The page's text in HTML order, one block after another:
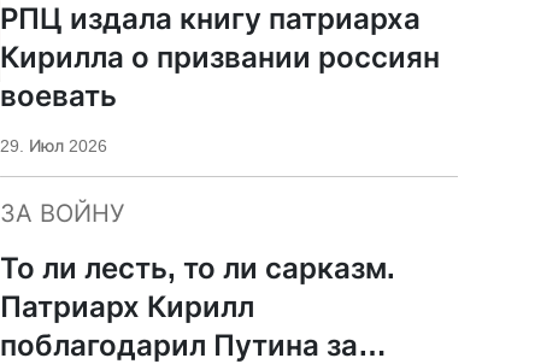
РПЦ издала книгу патриарха
Кирилла о призвании россиян
воевать
29. Июл 2026
ЗА ВОЙНУ
То ли лесть, то ли сарказм.
Патриарх Кирилл
поблагодарил Путина за